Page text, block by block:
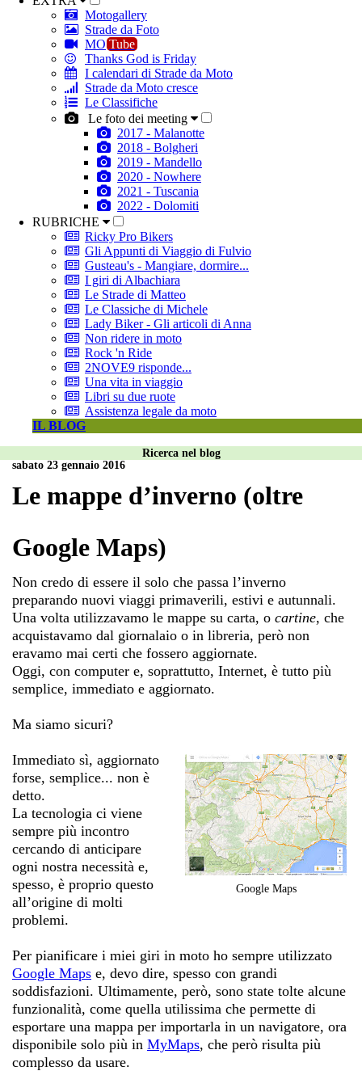
Motogallery
Strade da Foto
MO Tube
Thanks God is Friday
I calendari di Strade da Moto
Strade da Moto cresce
Le Classifiche
Le foto dei meeting
2017 - Malanotte
2018 - Bolgheri
2019 - Mandello
2020 - Nowhere
2021 - Tuscania
2022 - Dolomiti
RUBRICHE
Ricky Pro Bikers
Gli Appunti di Viaggio di Fulvio
Gusteau's - Mangiare, dormire...
I giri di Albachiara
Le Strade di Matteo
Le Classiche di Michele
Lady Biker - Gli articoli di Anna
Non ridere in moto
Rock 'n Ride
2NOVE9 risponde...
Una vita in viaggio
Libri su due ruote
Assistenza legale da moto
IL BLOG
Ricerca nel blog
sabato 23 gennaio 2016
Le mappe d’inverno (oltre
Google Maps)
Non credo di essere il solo che passa l’inverno
preparando nuovi viaggi primaverili, estivi e autunnali.
Una volta utilizzavamo le mappe su carta, o cartine, che
acquistavamo dal giornalaio o in libreria, però non
eravamo mai certi che fossero aggiornate.
Oggi, con computer e, soprattutto, Internet, è tutto più
semplice, immediato e aggiornato.
Ma siamo sicuri?
Google Maps
Immediato sì, aggiornato
forse, semplice... non è
detto.
La tecnologia ci viene
sempre più incontro
cercando di anticipare
ogni nostra necessità e,
spesso, è proprio questo
all’origine di molti
problemi.
Per pianificare i miei giri in moto ho sempre utilizzato
Google Maps e, devo dire, spesso con grandi
soddisfazioni. Ultimamente, però, sono state tolte alcune
funzionalità, come quella utilissima che permette di
esportare una mappa per importarla in un navigatore, ora
disponibile solo più in MyMaps, che però risulta più
complesso da usare.